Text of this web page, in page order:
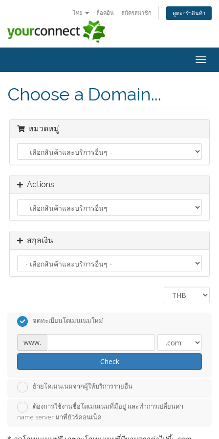
ไทย ล็อคอิน สมัครสมาชิก ดูตะกร้าสินค้า
Choose a Domain...
หมวดหมู่
Actions
สกุลเงิน
จดทะเบียนโดเมนเนมใหม่
www.
Check
ย้ายโดเมนเนมจากผู้ให้บริการรายอื่น
ต้องการใช้งานชื่อโดเมนเนมที่มีอยู่ และทำการเปลี่ยนค่า
name server มาที่ยัวร์คอนเน็ค